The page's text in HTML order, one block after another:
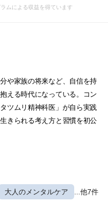
ムによる収益を得ています
や家族の将来など、自信を持
える時代になっている。コン
ツムリ精神科医」が自ら実践
きられる考え方と習慣を初公
大人のメンタルケア ...他7件